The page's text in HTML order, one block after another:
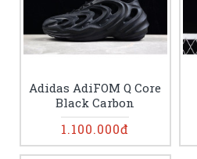
Adidas AdiFOM Q Core
Black Carbon
1.100.000đ